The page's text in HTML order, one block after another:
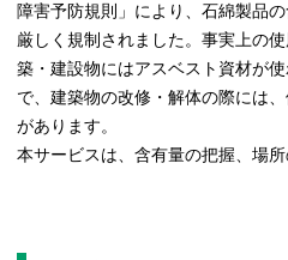
障害予防規則」により、石綿製品
厳しく規制されました。事実上の
築・建設物にはアスベスト資材が
で、建築物の改修・解体の際には
があります。
本サービスは、含有量の把握、場所